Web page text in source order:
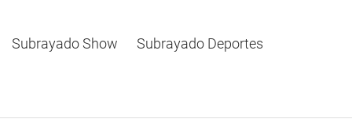
Subrayado Show Subrayado Deportes